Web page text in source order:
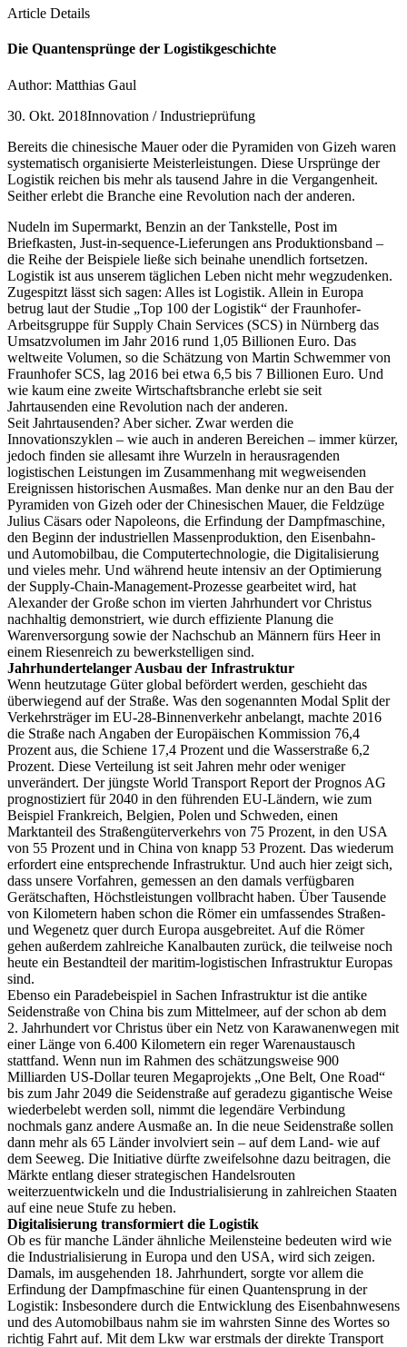
Article Details
Die Quantensprünge der Logistikgeschichte
Author: Matthias Gaul
30. Okt. 2018Innovation / Industrieprüfung
Bereits die chinesische Mauer oder die Pyramiden von Gizeh waren
systematisch organisierte Meisterleistungen. Diese Ursprünge der
Logistik reichen bis mehr als tausend Jahre in die Vergangenheit.
Seither erlebt die Branche eine Revolution nach der anderen.
Nudeln im Supermarkt, Benzin an der Tankstelle, Post im
Briefkasten, Just-in-sequence-Lieferungen ans Produktionsband –
die Reihe der Beispiele ließe sich beinahe unendlich fortsetzen.
Logistik ist aus unserem täglichen Leben nicht mehr wegzudenken.
Zugespitzt lässt sich sagen: Alles ist Logistik. Allein in Europa
betrug laut der Studie „Top 100 der Logistik“ der Fraunhofer-
Arbeitsgruppe für Supply Chain Services (SCS) in Nürnberg das
Umsatzvolumen im Jahr 2016 rund 1,05 Billionen Euro. Das
weltweite Volumen, so die Schätzung von Martin Schwemmer von
Fraunhofer SCS, lag 2016 bei etwa 6,5 bis 7 Billionen Euro. Und
wie kaum eine zweite Wirtschaftsbranche erlebt sie seit
Jahrtausenden eine Revolution nach der anderen.
Seit Jahrtausenden? Aber sicher. Zwar werden die
Innovationszyklen – wie auch in anderen Bereichen – immer kürzer,
jedoch finden sie allesamt ihre Wurzeln in herausragenden
logistischen Leistungen im Zusammenhang mit wegweisenden
Ereignissen historischen Ausmaßes. Man denke nur an den Bau der
Pyramiden von Gizeh oder der Chinesischen Mauer, die Feldzüge
Julius Cäsars oder Napoleons, die Erfindung der Dampfmaschine,
den Beginn der industriellen Massenproduktion, den Eisenbahn-
und Automobilbau, die Computertechnologie, die Digitalisierung
und vieles mehr. Und während heute intensiv an der Optimierung
der Supply-Chain-Management-Prozesse gearbeitet wird, hat
Alexander der Große schon im vierten Jahrhundert vor Christus
nachhaltig demonstriert, wie durch effiziente Planung die
Warenversorgung sowie der Nachschub an Männern fürs Heer in
einem Riesenreich zu bewerkstelligen sind.
Jahrhundertelanger Ausbau der Infrastruktur
Wenn heutzutage Güter global befördert werden, geschieht das
überwiegend auf der Straße. Was den sogenannten Modal Split der
Verkehrsträger im EU-28-Binnenverkehr anbelangt, machte 2016
die Straße nach Angaben der Europäischen Kommission 76,4
Prozent aus, die Schiene 17,4 Prozent und die Wasserstraße 6,2
Prozent. Diese Verteilung ist seit Jahren mehr oder weniger
unverändert. Der jüngste World Transport Report der Prognos AG
prognostiziert für 2040 in den führenden EU-Ländern, wie zum
Beispiel Frankreich, Belgien, Polen und Schweden, einen
Marktanteil des Straßengüterverkehrs von 75 Prozent, in den USA
von 55 Prozent und in China von knapp 53 Prozent. Das wiederum
erfordert eine entsprechende Infrastruktur. Und auch hier zeigt sich,
dass unsere Vorfahren, gemessen an den damals verfügbaren
Gerätschaften, Höchstleistungen vollbracht haben. Über Tausende
von Kilometern haben schon die Römer ein umfassendes Straßen-
und Wegenetz quer durch Europa ausgebreitet. Auf die Römer
gehen außerdem zahlreiche Kanalbauten zurück, die teilweise noch
heute ein Bestandteil der maritim-logistischen Infrastruktur Europas
sind.
Ebenso ein Paradebeispiel in Sachen Infra­struktur ist die antike
Seidenstraße von China bis zum Mittelmeer, auf der schon ab dem
2. Jahrhundert vor Christus über ein Netz von Karawanenwegen mit
einer Länge von 6.400 Kilometern ein reger Warenaustausch
stattfand. Wenn nun im Rahmen des schätzungsweise 900
Milliarden US-Dollar teuren Megaprojekts „One Belt, One Road“
bis zum Jahr 2049 die Seidenstraße auf geradezu gigantische Weise
wiederbelebt werden soll, nimmt die legendäre Verbindung
nochmals ganz andere Ausmaße an. In die neue Seidenstraße sollen
dann mehr als 65 Länder involviert sein – auf dem Land- wie auf
dem Seeweg. Die Initiative dürfte zweifelsohne dazu beitragen, die
Märkte entlang dieser strategischen Handelsrouten
weiterzuentwickeln und die Industrialisierung in zahlreichen Staaten
auf eine neue Stufe zu heben.
Digitalisierung transformiert die Logistik
Ob es für manche Länder ähnliche Meilensteine bedeuten wird wie
die Industrialisierung in Europa und den USA, wird sich zeigen.
Damals, im ausgehenden 18. Jahrhundert, sorgte vor allem die
Erfindung der Dampfmaschine für einen Quantensprung in der
Logistik: Insbesondere durch die Entwicklung des Eisenbahnwesens
und des Automobilbaus nahm sie im wahrsten Sinne des Wortes so
richtig Fahrt auf. Mit dem Lkw war erstmals der direkte Transport